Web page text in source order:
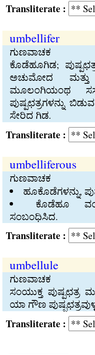
:
umbellifer
ಗುಣವಾಚಕ
ಕೊಡೆಹೂಗಿಡ;
ಅಚುಮೋದ
ಮೂಲಂಗಿಯಂಥ
ಪುಷ್ಪಛತ್ರಗಳನ್ನು
ಸೇರಿದ ಗಿಡ.
:
umbelliferous
ಗುಣವಾಚಕ
ಹೂಕೊಡೆಗಳನ್ನು,
ಕೊಡೆಹೂ
ಸಂಬಂಧಿಸಿದ.
:
umbellule
ಗುಣವಾಚಕ
ಸಂಯುಕ್ತ
ಯಾ ಗೌಣ
: